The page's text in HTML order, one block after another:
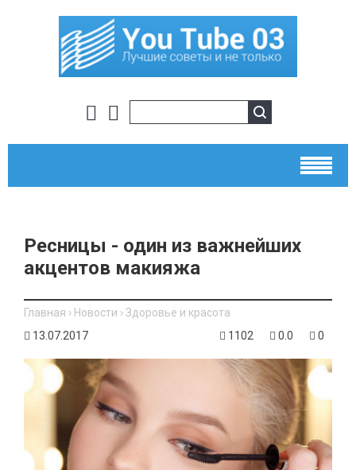
Ресницы - один из важнейших
акцентов макияжа
Главная › Новости › Здоровье и красота
13.07.2017
1102 0.0 0